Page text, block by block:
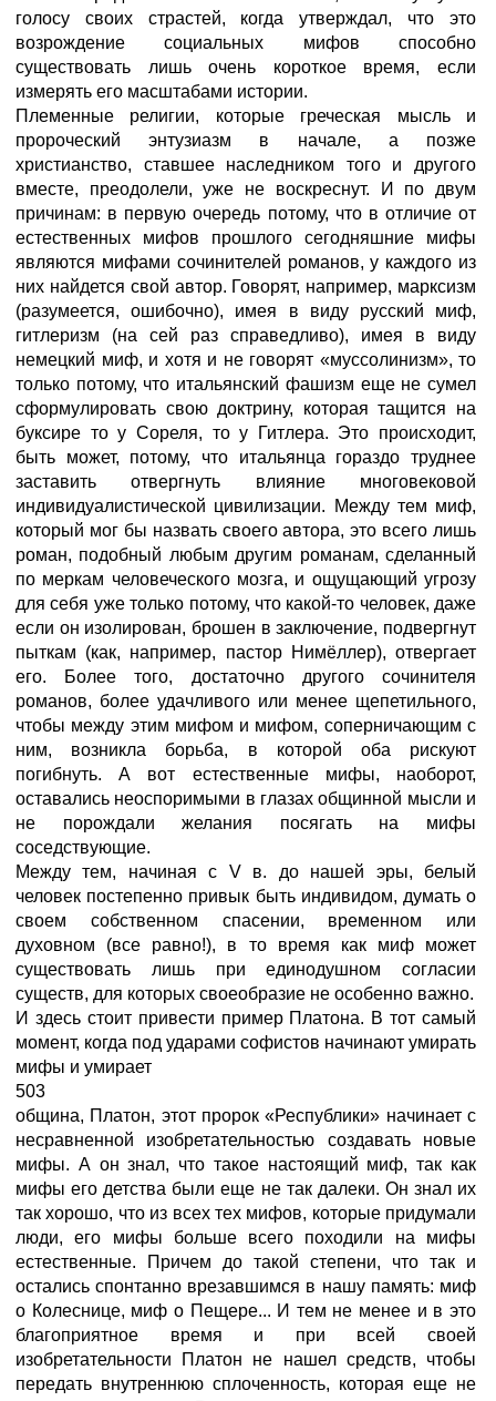
голосу своих страстей, когда утверждал, что это
возрождение социальных мифов способно
существовать лишь очень короткое время, если
измерять его масштабами истории.
Племенные религии, которые греческая мысль и
пророческий энтузиазм в начале, а позже
христианство, ставшее наследником того и другого
вместе, преодолели, уже не воскреснут. И по двум
причинам: в первую очередь потому, что в отличие от
естественных мифов прошлого сегодняшние мифы
являются мифами сочинителей романов, у каждого из
них найдется свой автор. Говорят, например, марксизм
(разумеется, ошибочно), имея в виду русский миф,
гитлеризм (на сей раз справедливо), имея в виду
немецкий миф, и хотя и не говорят «муссолинизм», то
только потому, что итальянский фашизм еще не сумел
сформулировать свою доктрину, которая тащится на
буксире то у Сореля, то у Гитлера. Это происходит,
быть может, потому, что итальянца гораздо труднее
заставить отвергнуть влияние многовековой
индивидуалистической цивилизации. Между тем миф,
который мог бы назвать своего автора, это всего лишь
роман, подобный любым другим романам, сделанный
по меркам человеческого мозга, и ощущающий угрозу
для себя уже только потому, что какой-то человек, даже
если он изолирован, брошен в заключение, подвергнут
пыткам (как, например, пастор Нимёллер), отвергает
его. Более того, достаточно другого сочинителя
романов, более удачливого или менее щепетильного,
чтобы между этим мифом и мифом, соперничающим с
ним, возникла борьба, в которой оба рискуют
погибнуть. А вот естественные мифы, наоборот,
оставались неоспоримыми в глазах общинной мысли и
не порождали желания посягать на мифы
соседствующие.
Между тем, начиная с V в. до нашей эры, белый
человек постепенно привык быть индивидом, думать о
своем собственном спасении, временном или
духовном (все равно!), в то время как миф может
существовать лишь при единодушном согласии
существ, для которых своеобразие не особенно важно.
И здесь стоит привести пример Платона. В тот самый
момент, когда под ударами софистов начинают умирать
мифы и умирает
503
община, Платон, этот пророк «Республики» начинает с
несравненной изобретательностью создавать новые
мифы. А он знал, что такое настоящий миф, так как
мифы его детства были еще не так далеки. Он знал их
так хорошо, что из всех тех мифов, которые придумали
люди, его мифы больше всего походили на мифы
естественные. Причем до такой степени, что так и
остались спонтанно врезавшимся в нашу память: миф
о Колеснице, миф о Пещере... И тем не менее и в это
благоприятное время и при всей своей
изобретательности Платон не нашел средств, чтобы
передать внутреннюю сплоченность, которая еще не